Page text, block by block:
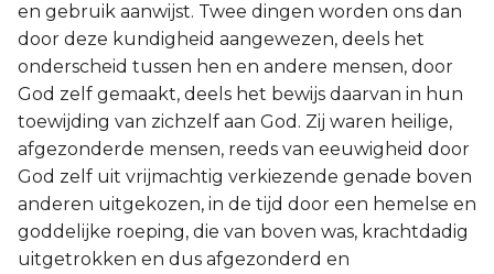
en gebruik aanwijst. Twee dingen worden ons dan
door deze kundigheid aangewezen, deels het
onderscheid tussen hen en andere mensen, door
God zelf gemaakt, deels het bewijs daarvan in hun
toewijding van zichzelf aan God. Zij waren heilige,
afgezonderde mensen, reeds van eeuwigheid door
God zelf uit vrijmachtig verkiezende genade boven
anderen uitgekozen, in de tijd door een hemelse en
goddelijke roeping, die van boven was, krachtdadig
uitgetrokken en dus afgezonderd en